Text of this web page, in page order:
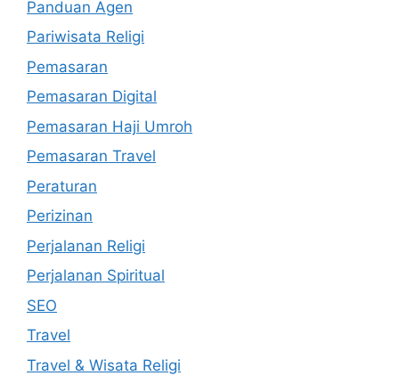
Panduan Agen
Pariwisata Religi
Pemasaran
Pemasaran Digital
Pemasaran Haji Umroh
Pemasaran Travel
Peraturan
Perizinan
Perjalanan Religi
Perjalanan Spiritual
SEO
Travel
Travel & Wisata Religi